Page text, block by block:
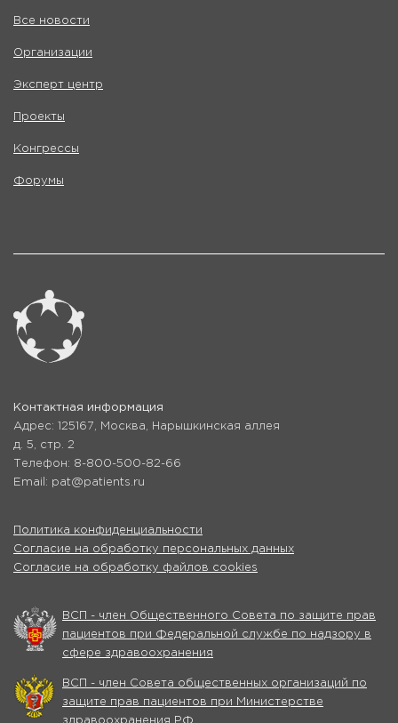
Все новости
Организации
Эксперт центр
Проекты
Конгрессы
Форумы
Контактная информация
Адрес: 125167, Москва, Нарышкинская аллея
д. 5, стр. 2
Телефон: 8-800-500-82-66
Email: pat@patients.ru
Политика конфиденциальности
Согласие на обработку персональных данных
Согласие на обработку файлов cookies
ВСП - член Общественного Совета по защите прав
пациентов при Федеральной службе по надзору в
сфере здравоохранения
ВСП - член Совета общественных организаций по
защите прав пациентов при Министерстве
здравоохранения РФ